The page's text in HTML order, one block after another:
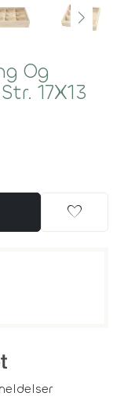
Og
17X13
favorite